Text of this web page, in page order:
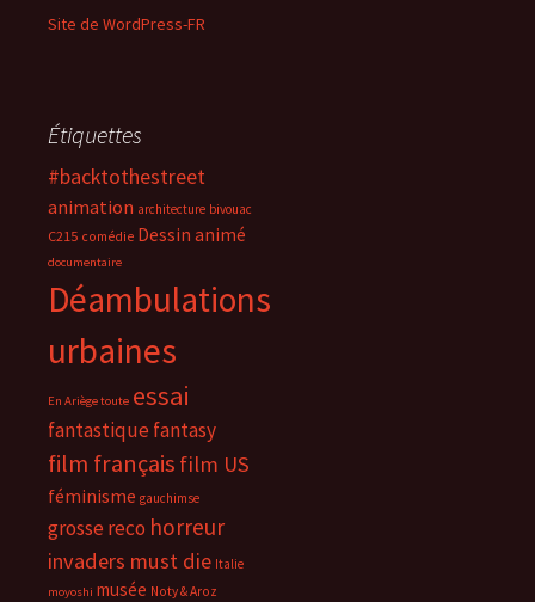
Site de WordPress-FR
Étiquettes
#backtothestreet
animation architecture bivouac
C215 comédie Dessin animé
documentaire
Déambulations
urbaines
En Ariège toute essai
fantastiquefantasy
film français film US
féminisme gauchimse
grosse reco horreur
invaders must die Italie
moyoshi musée Noty & Aroz